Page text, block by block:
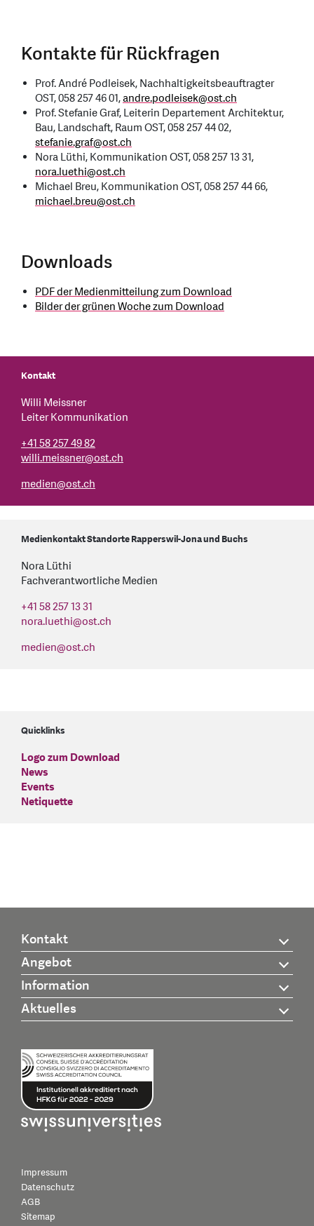
Kontakte für Rückfragen
Prof. André Podleisek, Nachhaltigkeitsbeauftragter
OST, 058 257 46 01,andre.podleisek@ost.ch
Prof. Stefanie Graf, Leiterin Departement Architektur,
Bau, Landschaft, Raum OST, 058 257 44 02,
stefanie.graf@ost.ch
Nora Lüthi, Kommunikation OST, 058 257 13 31,
nora.luethi@ost.ch
Michael Breu, Kommunikation OST, 058 257 44 66,
michael.breu@ost.ch
Downloads
PDF der Medienmitteilung zum Download
Bilder der grünen Woche zum Download
Kontakt
Willi Meissner
Leiter Kommunikation
+41 58 257 49 82
willi.meissner@ost.ch
medien@ost.ch
Medienkontakt Standorte Rapperswil-Jona und Buchs
Nora Lüthi
Fachverantwortliche Medien
+41 58 257 13 31
nora.luethi@ost.ch
medien@ost.ch
Quicklinks
Logo zum Download
News
Events
Netiquette
Kontakt
Angebot
Information
Aktuelles
Impressum
Datenschutz
AGB
Sitemap